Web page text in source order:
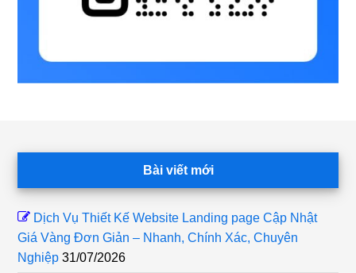
Bài viết mới
Dịch Vụ Thiết Kế Website Landing page Cập Nhật
Giá Vàng Đơn Giản – Nhanh, Chính Xác, Chuyên
Nghiệp 31/07/2026